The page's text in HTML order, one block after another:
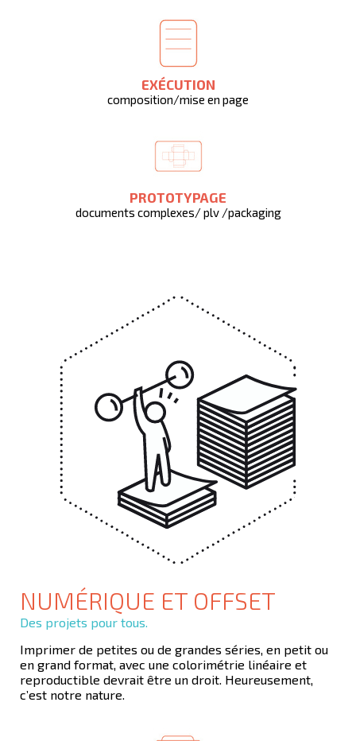
EXÉCUTION
composition/mise en page
PROTOTYPAGE
documents complexes/ plv /packaging
NUMÉRIQUE ET OFFSET
Des projets pour tous.
Imprimer de petites ou de grandes séries, en petit ou
en grand format, avec une colorimétrie linéaire et
reproductible devrait être un droit. Heureusement,
c’est notre nature.